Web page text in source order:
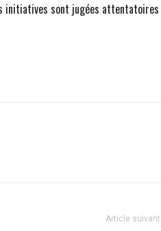
initiatives sont jugées attentatoires
Article suivant